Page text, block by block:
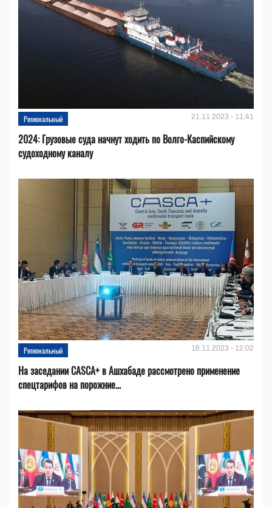
Региональный 21.11.2023 - 11:41
2024: Грузовые суда начнут ходить по Волго-Каспийскому
судоходному каналу
Региональный 16.11.2023 - 12:02
На заседании CASCA+ в Ашхабаде рассмотрено применение
спецтарифов на порожние...